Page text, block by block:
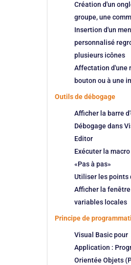
Création d'un
groupe, une
Insertion d'un
personnalisé
plusieurs icônes
Affectation d'une
bouton ou à une
Outils de débogage
Afficher la barre
Débogage dans
Editor
Exécuter la
«Pas à pas»
Utiliser les points
Afficher la
variables locales
Principe de
Visual Basic pour
Application :
Orientée Objets